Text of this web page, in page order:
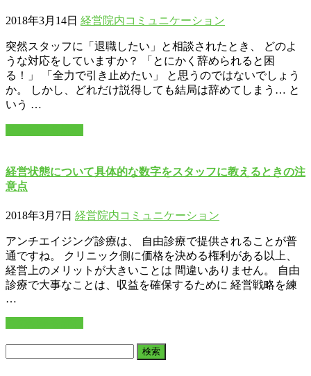
2018年3月14日 経営院内コミュニケーション
突然スタッフに「退職したい」と相談されたとき、 どのよ
うな対応をしていますか？ 「とにかく辞められると困
る！」 「全力で引き止めたい」 と思うのではないでしょう
か。 しかし、どれだけ説得しても結局は辞めてしまう… と
いう …
経営状態について具体的な数字をスタッフに教えるときの注
意点
2018年3月7日 経営院内コミュニケーション
アンチエイジング診療は、 自由診療で提供されることが普
通ですね。 クリニック側に価格を決める権利がある以上、
経営上のメリットが大きいことは 間違いありません。 自由
診療で大事なことは、収益を確保するために 経営戦略を練
…